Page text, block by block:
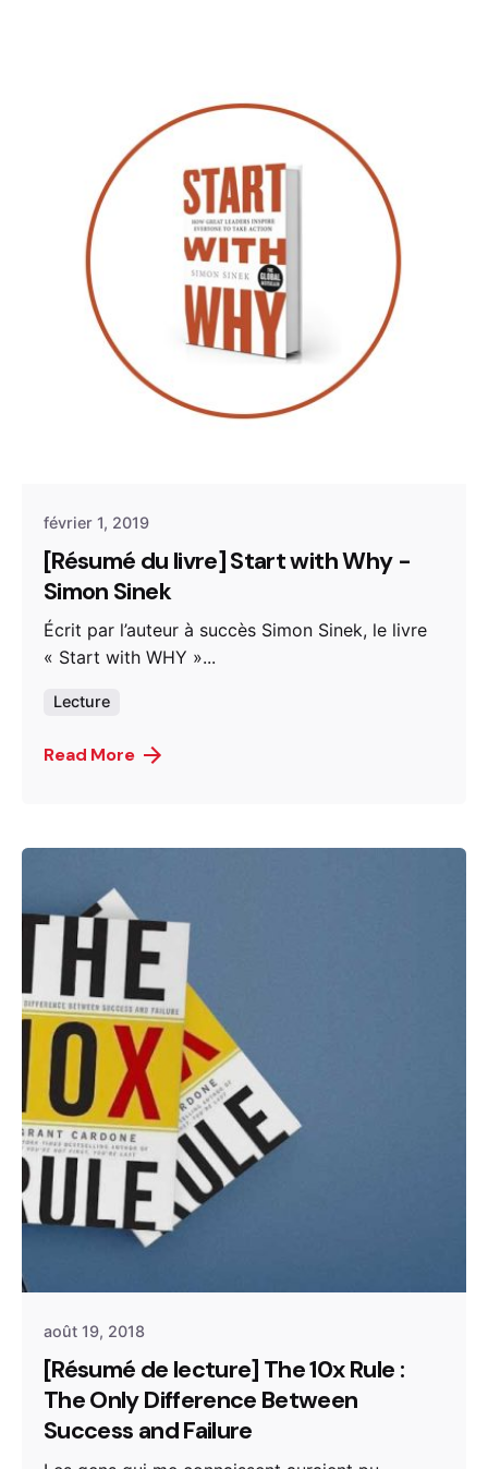
février 1, 2019
[Résumé du livre] Start with Why -
Simon Sinek
Écrit par l’auteur à succès Simon Sinek, le livre
« Start with WHY »...
Lecture
Read More
août 19, 2018
[Résumé de lecture] The 10x Rule :
The Only Difference Between
Success and Failure